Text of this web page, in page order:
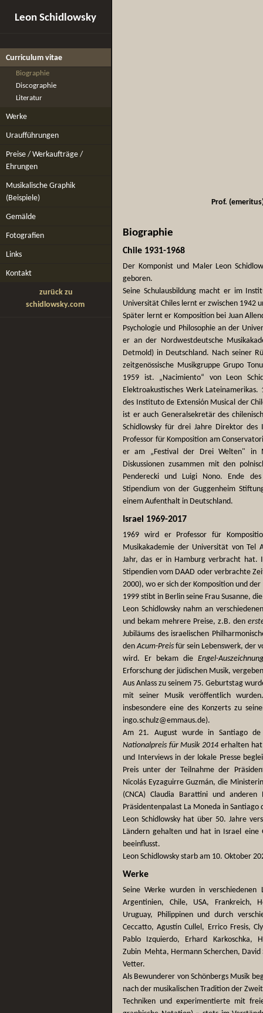
Leon Schidlowsky
Curriculum vitae
Biographie
Discographie
Literatur
Werke
Uraufführungen
Preise / Werkaufträge /
Ehrungen
Musikalische Graphik
(Beispiele)
Gemälde
Fotografien
Links
Kontakt
zurück zu
schidlowsky.com
Prof.
Biographie
Chile 1931-1968
Der Komponist und Maler Leon
geboren.
Seine Schulausbildung macht er im
Universität Chiles lernt er zwischen 1942
Später lernt er Komposition bei Juan
Psychologie und Philosophie an der
er an der Nordwestdeutsche
Detmold) in Deutschland. Nach seiner
zeitgenössische Musikgruppe Grupo
1959 ist. „Nacimiento“ von Leon
Elektroakustisches Werk
des Instituto de Extensión Musical der
ist er auch Generalsekretär des
Schidlowsky für drei Jahre Direktor
Professor für Komposition am
er am „Festival der Drei Welten" in
Diskussionen zusammen mit den
Penderecki und Luigi Nono. Ende
Stipendium von der Guggenheim
einem Aufenthalt in Deutschland.
Israel 1969-2017
1969 wird er Professor für
Musikakademie der Universität von Tel
Jahr, das er in Hamburg verbracht hat.
Stipendien vom DAAD oder verbrachte
2000), wo er sich der Komposition und
1999 stibt in Berlin seine Frau Susanne,
Leon Schidlowsky nahm an
und bekam mehrere Preise, z.B. den
Jubiläums des israelischen
denAcum-Preis für sein Lebenswerk, der
wird. Er bekam die Engel-Auszeichnung
Erforschung der jüdischen Musik,
Aus Anlass zu seinem 75. Geburtstag
mit seiner Musik veröffentlich
insbesondere eine des Konzerts zu
ingo.schulz@emmaus.de).
Am 21. August wurde in Santiago de
Nationalpreis für Musik 2014 erhalten
und Interviews in der lokale Presse
Preis unter der Teilnahme der
Nicolás Eyzaguirre Guzmán, die
(CNCA) Claudia Barattini und
Präsidentenpalast La Moneda in Santiago
Leon Schidlowsky hat über 50. Jahre
Ländern gehalten und hat in Israel eine
beeinflusst.
Leon Schidlowsky starb am 10. Oktober
Werke
Seine Werke wurden in
Argentinien, Chile, USA, Frankreich,
Uruguay, Philippinen und durch
Ceccatto, Agustín Cullel, Errico Fresis,
Pablo Izquierdo, Erhard Karkoschka,
Zubin Mehta, Hermann Scherchen, David
Vetter.
Als Bewunderer von Schönbergs Musik
nach der musikalischen Tradition der
Techniken und experimentierte mit